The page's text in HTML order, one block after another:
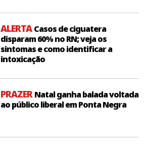
ALERTACasos de ciguatera
disparam 60% no RN; veja os
sintomas e como identificar a
intoxicação
PRAZER Natal ganha balada voltada
ao público liberal em Ponta Negra